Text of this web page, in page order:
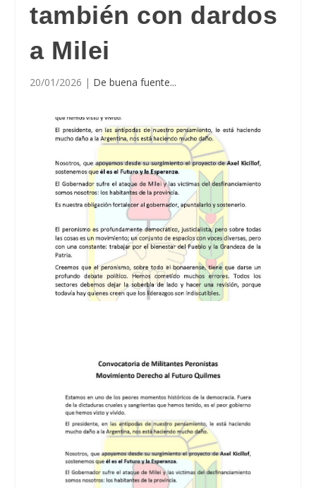
también con dardos
a Milei
20/01/2026 | De buena fuente...